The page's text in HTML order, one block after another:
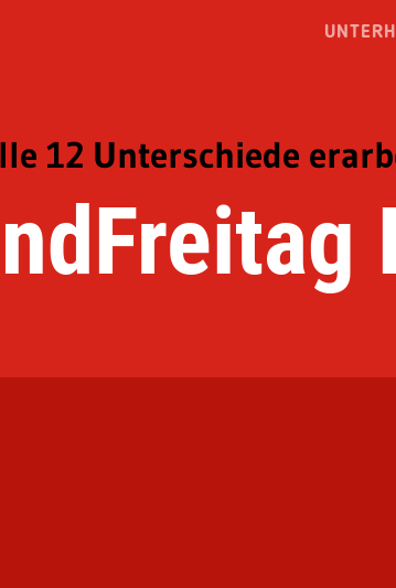
12 Unterschiede